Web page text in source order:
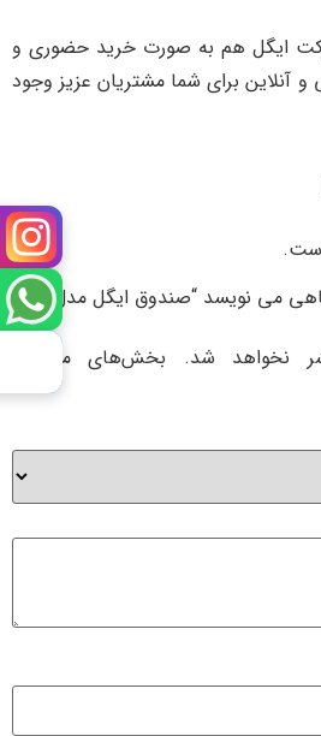
ایگل هم به صورت خرید حضوری و
آنلاین برای شما مشتریان عزیز وجود
اولین کسی باشید که دیدگاهی می نویسد “صندوق ایگل مدل BG
نخواهد شد.
بخش‌های موردنیاز